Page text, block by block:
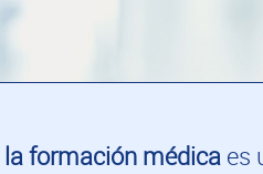
la formación médicaes